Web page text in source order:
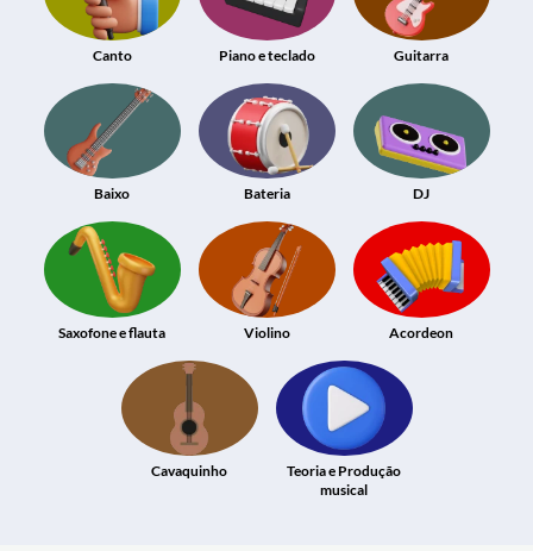
Canto Piano e teclado Guitarra
Baixo Bateria DJ
Saxofone e flauta Violino Acordeon
Cavaquinho
Teoria e Produção
musical